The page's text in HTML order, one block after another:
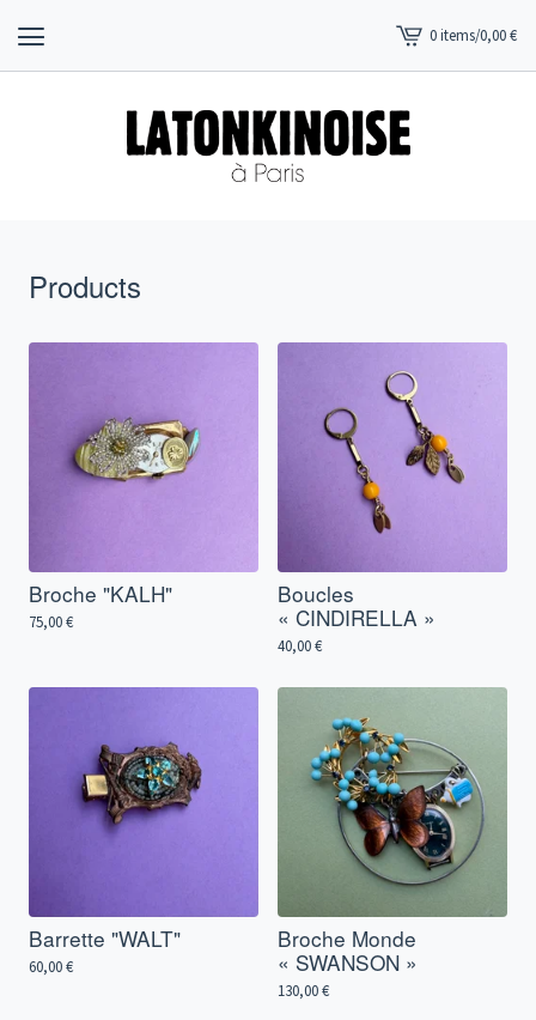
View
cart
0 items/0,00€
Products
Broche "KALH"
75,00€
Boucles
« CINDIRELLA »
40,00€
Barrette "WALT"
60,00€
Broche Monde
« SWANSON »
130,00€